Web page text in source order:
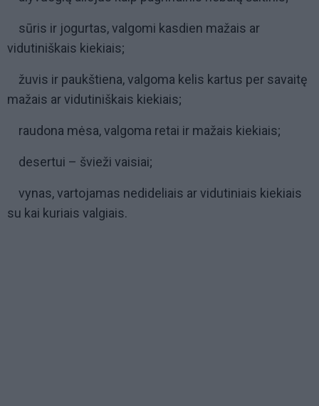
sūris ir jogurtas, valgomi kasdien mažais ar
vidutiniškais kiekiais;
žuvis ir paukštiena, valgoma kelis kartus per savaitę
mažais ar vidutiniškais kiekiais;
raudona mėsa, valgoma retai ir mažais kiekiais;
desertui – švieži vaisiai;
vynas, vartojamas nedideliais ar vidutiniais kiekiais
su kai kuriais valgiais.